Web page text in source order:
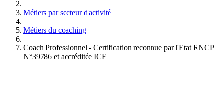
Métiers par secteur d'activité
Métiers du coaching
Coach Professionnel - Certification reconnue par l'Etat RNCP
N°39786 et accréditée ICF